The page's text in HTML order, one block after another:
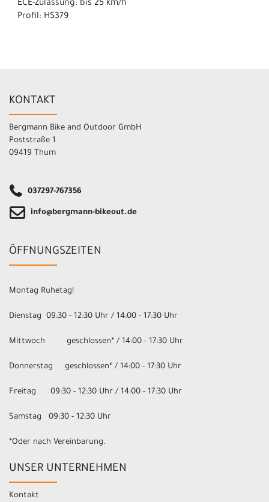
ECE-Zulassung: bis 25 km/h
Profil: HS379
KONTAKT
Bergmann Bike and Outdoor GmbH
Poststraße 1
09419 Thum
037297-767356
info@bergmann-bikeout.de
ÖFFNUNGSZEITEN
Montag Ruhetag!
Dienstag 09:30 - 12:30 Uhr / 14:00 - 17:30 Uhr
Mittwoch geschlossen* / 14:00 - 17:30 Uhr
Donnerstag geschlossen* / 14:00 - 17:30 Uhr
Freitag 09:30 - 12:30 Uhr / 14:00 - 17:30 Uhr
Samstag 09:30 - 12:30 Uhr
*Oder nach Vereinbarung.
UNSER UNTERNEHMEN
Kontakt